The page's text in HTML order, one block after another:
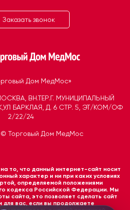
Дом МедМос»
ВН.ТЕР.Г. МУНИЦИПАЛЬНЫЙ
БАРКЛАЯ, Д. 6 СТР. 5, ЭТ/КОМ/ОФ
2/22/24
Торговый Дом МедМос
Заказать звонок
то, что данный интернет-сайт носит
характер и ни при каких условиях
определяемой положениями
кодекса Российской Федерации. Мы
сайта, это позволяет сделать сайт
для вас, если вы продолжаете
Telegram
MAX
Открыть чат